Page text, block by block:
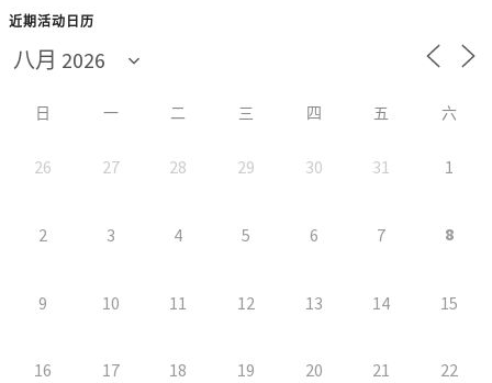
近期活动日历
日 一 二 三 四 五 六
26 27 28 29 30 31 1
2 3 4 5 6 7 8
9 10 11 12 13 14 15
16 17 18 19 20 21 22